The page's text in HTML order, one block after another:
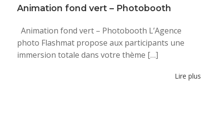
Animation fond vert – Photobooth
Animation fond vert – Photobooth L’Agence
photo Flashmat propose aux participants une
immersion totale dans votre thème […]
Lire plus